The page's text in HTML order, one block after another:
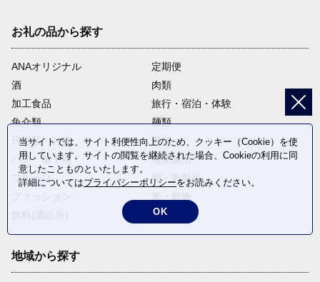
お礼の品から探す
ANAオリジナル
定期便
酒
肉類
加工食品
旅行・宿泊・体験
魚介類
麺類
日用品・雑貨
野菜
パン・菓子類
電化製品
フルーツ
卵・乳製品
返礼品なし
地域から探す
当サイトでは、サイト利便性向上のため、クッキー（Cookie）を使
用しています。サイトの閲覧を継続された場合、Cookieの利用に同
意したことものといたします。
詳細についてはプライバシーポリシーをお読みください。
OK